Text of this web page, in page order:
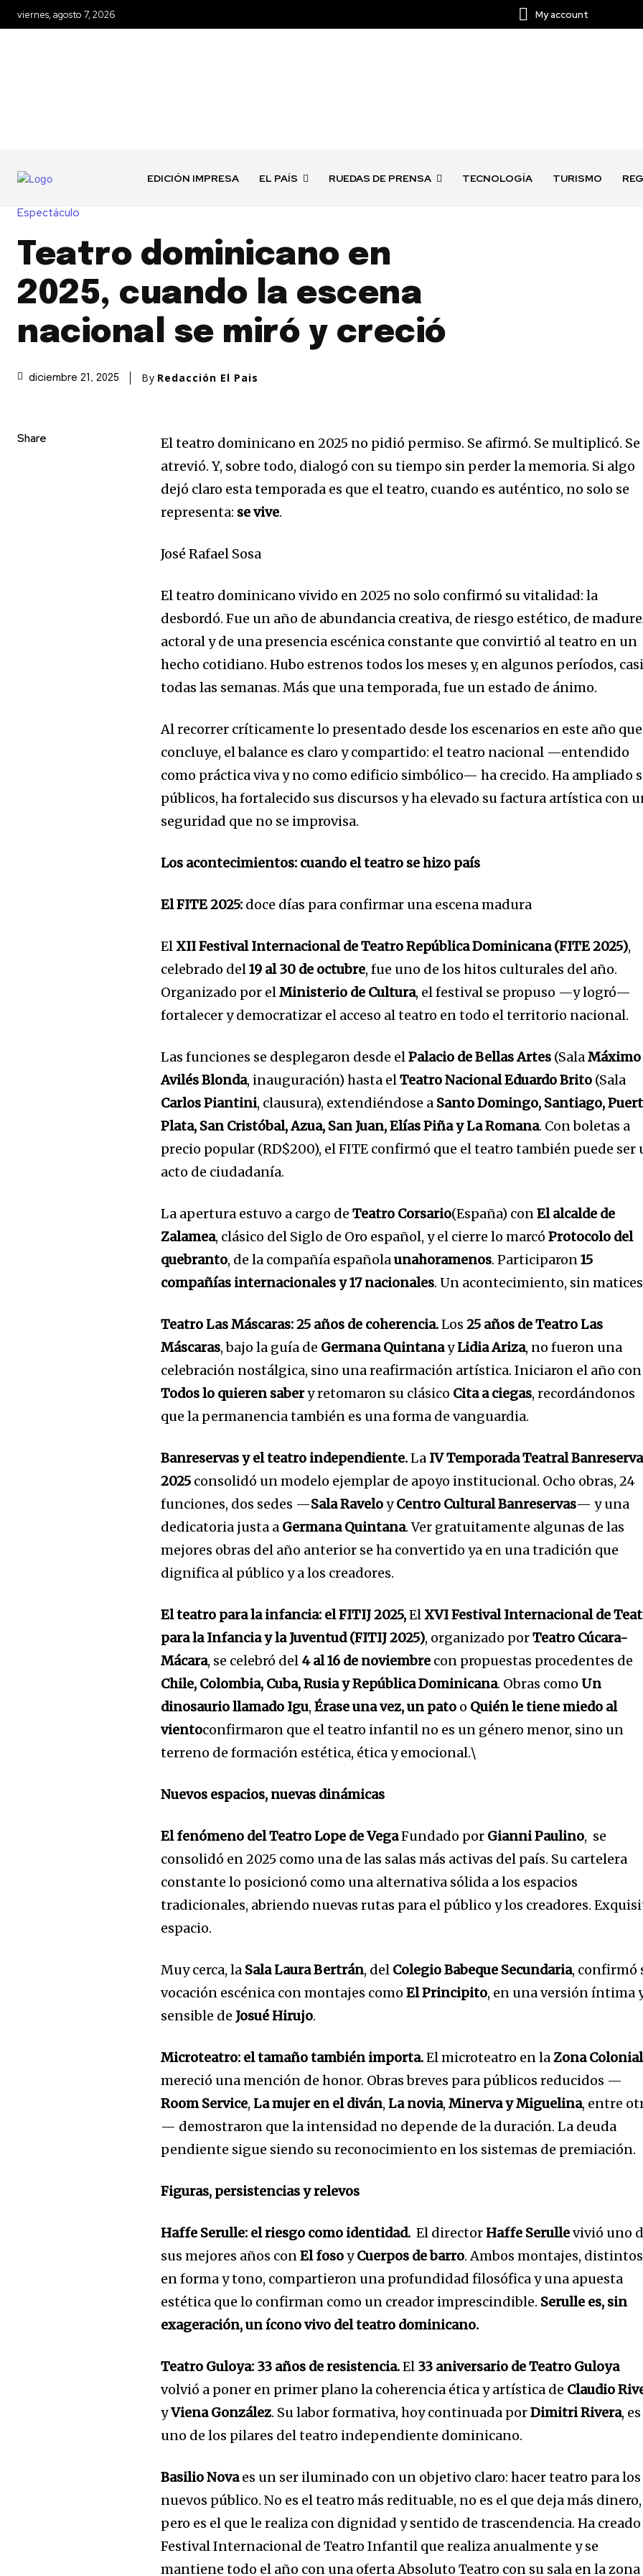
viernes, agosto 7, 2026 My account
EDICIÓN IMPRESA EL PAÍS RUEDAS DE PRENSA TECNOLOGÍA TURISMO
Espectáculo
Teatro dominicano en
2025, cuando la escena
nacional se miró y creció
diciembre 21, 2025 By Redacción El Pais
Share
El teatro dominicano en 2025 no pidió permiso. Se afirmó. Se multiplicó. Se
atrevió. Y, sobre todo, dialogó con su tiempo sin perder la memoria. Si algo
dejó claro esta temporada es que el teatro, cuando es auténtico, no solo se
representa: se vive.
José Rafael Sosa
El teatro dominicano vivido en 2025 no solo confirmó su vitalidad: la
desbordó. Fue un año de abundancia creativa, de riesgo estético, de
actoral y de una presencia escénica constante que convirtió al teatro en un
hecho cotidiano. Hubo estrenos todos los meses y, en algunos períodos,
todas las semanas. Más que una temporada, fue un estado de ánimo.
Al recorrer críticamente lo presentado desde los escenarios en este año que
concluye, el balance es claro y compartido: el teatro nacional —entendido
como práctica viva y no como edificio simbólico— ha crecido. Ha ampliado
públicos, ha fortalecido sus discursos y ha elevado su factura artística con
seguridad que no se improvisa.
Los acontecimientos: cuando el teatro se hizo país
El FITE 2025: doce días para confirmar una escena madura
ElXII Festival Internacional de Teatro República Dominicana (FITE 2025),
celebrado del19 al 30 de octubre, fue uno de los hitos culturales del año.
Organizado por elMinisterio de Cultura, el festival se propuso —y logró—
fortalecer y democratizar el acceso al teatro en todo el territorio nacional.
Las funciones se desplegaron desde elPalacio de Bellas Artes (SalaMáximo
Avilés Blonda, inauguración) hasta elTeatro Nacional Eduardo Brito (Sala
Carlos Piantini, clausura), extendiéndose a Santo Domingo, Santiago,
Plata, San Cristóbal, Azua, San Juan, Elías Piña y La Romana. Con boletas a
precio popular (RD$200), el FITE confirmó que el teatro también puede ser
acto de ciudadanía.
La apertura estuvo a cargo deTeatro Corsario(España) conEl alcalde de
Zalamea, clásico del Siglo de Oro español, y el cierre lo marcóProtocolo del
quebranto, de la compañía españolaunahoramenos. Participaron15
compañías internacionales y 17 nacionales. Un acontecimiento, sin
Teatro Las Máscaras: 25 años de coherencia.Los25 años de Teatro Las
Máscaras, bajo la guía de Germana QuintanayLidia Ariza, no fueron una
celebración nostálgica, sino una reafirmación artística. Iniciaron el año con
Todos lo quieren sabery retomaron su clásico Cita a ciegas, recordándonos
que la permanencia también es una forma de vanguardia.
Banreservas y el teatro independiente.La IV Temporada Teatral
2025 consolidó un modelo ejemplar de apoyo institucional. Ocho obras, 24
funciones, dos sedes —Sala RaveloyCentro Cultural Banreservas— y una
dedicatoria justa a Germana Quintana. Ver gratuitamente algunas de las
mejores obras del año anterior se ha convertido ya en una tradición que
dignifica al público y a los creadores.
El teatro para la infancia: el FITIJ 2025,ElXVI Festival Internacional de
para la Infancia y la Juventud (FITIJ 2025), organizado porTeatro Cúcara-
Mácara, se celebró del 4 al 16 de noviembre con propuestas procedentes de
Chile, Colombia, Cuba, Rusia y República Dominicana. Obras como Un
dinosaurio llamado Igu,Érase una vez, un pato o Quién le tiene miedo al
vientoconfirmaron que el teatro infantil no es un género menor, sino un
terreno de formación estética, ética y emocional.\
Nuevos espacios, nuevas dinámicas
El fenómeno del Teatro Lope de VegaFundado por Gianni Paulino, se
consolidó en 2025 como una de las salas más activas del país. Su cartelera
constante lo posicionó como una alternativa sólida a los espacios
tradicionales, abriendo nuevas rutas para el público y los creadores.
espacio.
Muy cerca, la Sala Laura Bertrán, del Colegio Babeque Secundaria, confirmó
vocación escénica con montajes comoEl Principito, en una versión íntima
sensible de Josué Hirujo.
Microteatro: el tamaño también importa.El microteatro en laZona Colonial
mereció una mención de honor. Obras breves para públicos reducidos —
Room Service, La mujer en el diván, La novia,Minerva y Miguelina, entre
— demostraron que la intensidad no depende de la duración. La deuda
pendiente sigue siendo su reconocimiento en los sistemas de premiación.
Figuras, persistencias y relevos
Haffe Serulle: el riesgo como identidad.El director Haffe Serullevivió uno
sus mejores años conEl fosoyCuerpos de barro. Ambos montajes, distintos
en forma y tono, compartieron una profundidad filosófica y una apuesta
estética que lo confirman como un creador imprescindible. Serulle es, sin
exageración, un ícono vivo del teatro dominicano.
Teatro Guloya: 33 años de resistencia.El 33 aniversario de Teatro Guloya
volvió a poner en primer plano la coherencia ética y artística de Claudio
yViena González. Su labor formativa, hoy continuada porDimitri Rivera, es
uno de los pilares del teatro independiente dominicano.
Basilio Novaes un ser iluminado con un objetivo claro: hacer teatro para los
nuevos público. No es el teatro más redituable, no es el que deja más dinero,
pero es el que le realiza con dignidad y sentido de trascendencia. Ha
Festival Internacional de Teatro Infantil que realiza anualmente y se
mantiene todo el año con una oferta Absoluto Teatro con su sala en la zona